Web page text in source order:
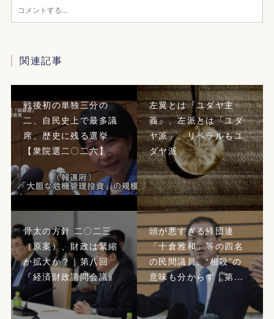
関連記事
戦後初の単独三分の
二、自民史上で最多議
席、歴史に残る選挙
【衆院選二〇二六】
左翼とは『ユダヤ主
義』、左派とは「ユダ
ヤ派」。リベラルもユ
ダヤ派
骨太の方針 二〇二三
（原案）、財政は緊縮
か拡大か？｜第八回
『経済財政諮問会議』
頭が悪すぎる経団連
「十倉雅和」等の四名
の民間議員、“相殺”の
意味も分からず｜第…